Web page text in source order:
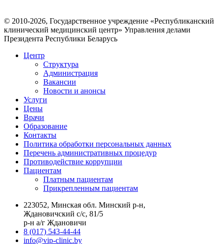
© 2010-2026, Государственное учреждение «Республиканский
клинический медицинский центр» Управления делами
Президента Республики Беларусь
Центр
Структура
Администрация
Вакансии
Новости и анонсы
Услуги
Цены
Врачи
Образование
Контакты
Политика обработки персональных данных
Перечень административных процедур
Противодействие коррупции
Пациентам
Платным пациентам
Прикрепленным пациентам
223052, Минская обл. Минский р-н,
Ждановичский с/с, 81/5
р-н а/г Ждановичи
8 (017) 543-44-44
info@vip-clinic.by